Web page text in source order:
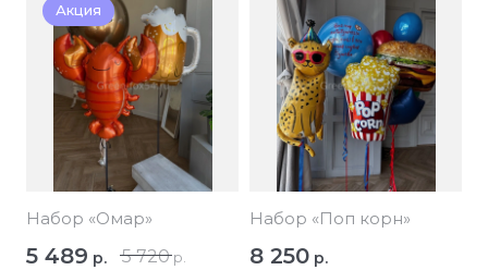
Акция
Набор «Омар»
5 720 р.
5 489 р.
Набор «Поп корн»
8 250 р.